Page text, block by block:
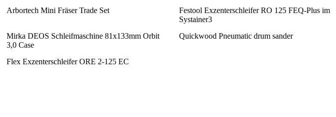
Arbortech Mini Fräser Trade Set
Festool Exzenterschleifer RO 125 FEQ-Plus im
Systainer3
Mirka DEOS Schleifmaschine 81x133mm Orbit
3,0 Case
Quickwood Pneumatic drum sander
Flex Exzenterschleifer ORE 2-125 EC